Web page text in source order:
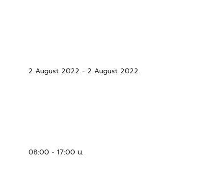
2 August 2022 - 2 August 2022
08:00 - 17:00 น.